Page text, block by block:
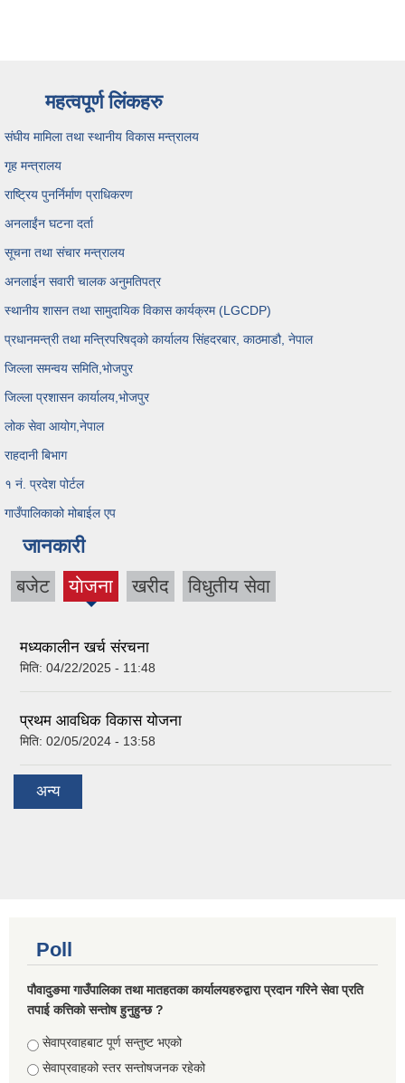
महत्वपूर्ण लिंकहरु
संघीय मामिला तथा स्थानीय विकास मन्त्रालय
गृह मन्त्रालय
राष्ट्रिय पुनर्निर्माण प्राधिकरण
अनलाईंन घटना दर्ता
सूचना तथा संचार मन्त्रालय
अनलाईन सवारी चालक अनुमतिपत्र
स्थानीय शासन तथा सामुदायिक विकास कार्यक्रम (LGCDP)
प्रधानमन्त्री तथा मन्त्रिपरिषद्को कार्यालय सिंहदरबार, काठमाडौ, नेपाल
जिल्ला समन्वय समिति,भोजपुर
जिल्ला प्रशासन कार्यालय,भोजपुर
लोक सेवा आयोग,नेपाल
राहदानी बिभाग
१ नं. प्रदेश पोर्टल
गाउँपालिकाको मोबाईल एप
जानकारी
बजेट याेजना
(active
खरीद विधुतीय सेवा
मध्यकालीन खर्च संरचना
मिति: 04/22/2025 - 11:48
प्रथम आवधिक विकास योजना
मिति: 02/05/2024 - 13:58
अन्य
Poll
पौवादुङमा गाउँपालिका तथा मातहतका कार्यालयहरुद्वारा प्रदान गरिने सेवा प्रति
तपाई कत्तिको सन्तोष हुनुहुन्छ ?
Choices
सेवाप्रवाहबाट पूर्ण सन्तुष्ट भएको
सेवाप्रवाहको स्तर सन्तोषजनक रहेको